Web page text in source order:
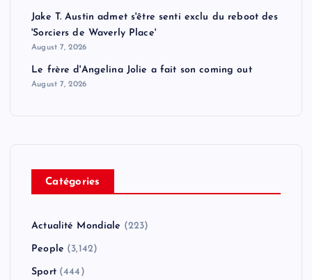
Jake T. Austin admet s'être senti exclu du reboot des
'Sorciers de Waverly Place'
August 7, 2026
Le frère d'Angelina Jolie a fait son coming out
August 7, 2026
Catégories
Actualité Mondiale (223)
People (3,142)
Sport(444)